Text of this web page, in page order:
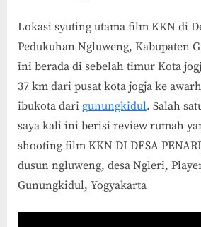
Lokasi syuting utama film KKN di
Pedukuhan Ngluweng, Kabupaten
ini berada di sebelah timur Kota
37 km dari pusat kota jogja ke
ibukota dari gunungkidul. Salah
saya kali ini berisi review rumah
shooting film KKN DI DESA
dusun ngluweng, desa Ngleri,
Gunungkidul, Yogyakarta